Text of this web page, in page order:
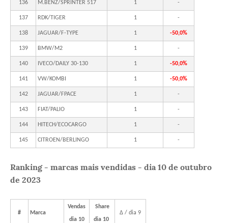
136 M.BENZ/SPRINTER 517 1 -
137 RDK/TIGER 1 -
138 JAGUAR/F-TYPE 1 -50,0%
139 BMW/M2 1 -
140 IVECO/DAILY 30-130 1 -50,0%
141 VW/KOMBI 1 -50,0%
142 JAGUAR/FPACE 1 -
143 FIAT/PALIO 1 -
144 HITECH/ECOCARGO 1 -
145 CITROEN/BERLINGO 1 -
Ranking - marcas mais vendidas - dia 10 de outubro
de 2023
# Marca
Vendas
dia 10
Share
dia 10
Δ / dia 9